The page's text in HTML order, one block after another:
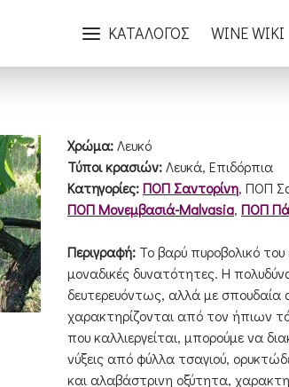
ΚΑΤΑΛΟΓΟΣ WINE WIKI
Χρώμα:Λευκό
Τύποι κρασιών:Λευκά, Επιδόρπια
Κατηγορίες:ΠΟΠ Σαντορίνη, ΠΟΠ
ΠΟΠ Μονεμβασιά-Malvasia, ΠΟΠ
Περιγραφή: Το βαρύ πυροβολικό
μοναδικές δυνατότητες. Η
δευτερευόντως, αλλά με
χαρακτηρίζονται από τον ήπιων
που καλλιεργείται, μπορούμε να
νύξεις από φύλλα τσαγιού,
και αλαβάστρινη οξύτητα,